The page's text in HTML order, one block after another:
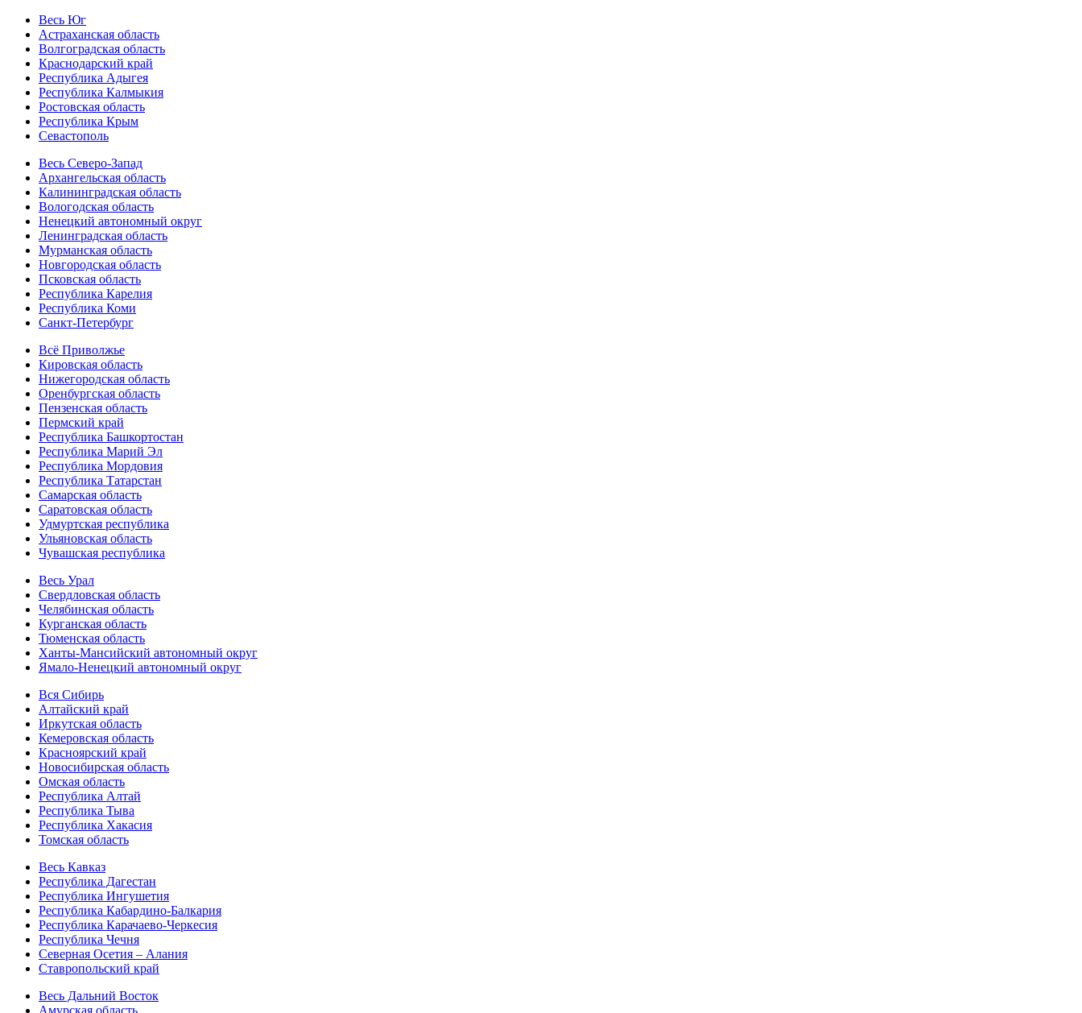
Весь Юг
Астраханская область
Волгоградская область
Краснодарский край
Республика Адыгея
Республика Калмыкия
Ростовская область
Республика Крым
Севастополь
Весь Северо-Запад
Архангельская область
Калининградская область
Вологодская область
Ненецкий автономный округ
Ленинградская область
Мурманская область
Новгородская область
Псковская область
Республика Карелия
Республика Коми
Санкт-Петербург
Всё Приволжье
Кировская область
Нижегородская область
Оренбургская область
Пензенская область
Пермский край
Республика Башкортостан
Республика Марий Эл
Республика Мордовия
Республика Татарстан
Самарская область
Саратовская область
Удмуртская республика
Ульяновская область
Чувашская республика
Весь Урал
Свердловская область
Челябинская область
Курганская область
Тюменская область
Ханты-Мансийский автономный округ
Ямало-Ненецкий автономный округ
Вся Сибирь
Алтайский край
Иркутская область
Кемеровская область
Красноярский край
Новосибирская область
Омская область
Республика Алтай
Республика Тыва
Республика Хакасия
Томская область
Весь Кавказ
Республика Дагестан
Республика Ингушетия
Республика Кабардино-Балкария
Республика Карачаево-Черкесия
Республика Чечня
Северная Осетия – Алания
Ставропольский край
Весь Дальний Восток
Амурская область